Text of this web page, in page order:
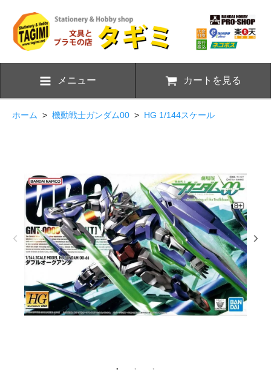
メニュー カートを見る
ホーム > 機動戦士ガンダム00 > HG 1/144スケール